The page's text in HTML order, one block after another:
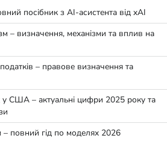
посібник з AI-асистента від xAI
– визначення, механізми та вплив на
– правове визначення та
у США – актуальні цифри 2025 року та
повний гід по моделях 2026